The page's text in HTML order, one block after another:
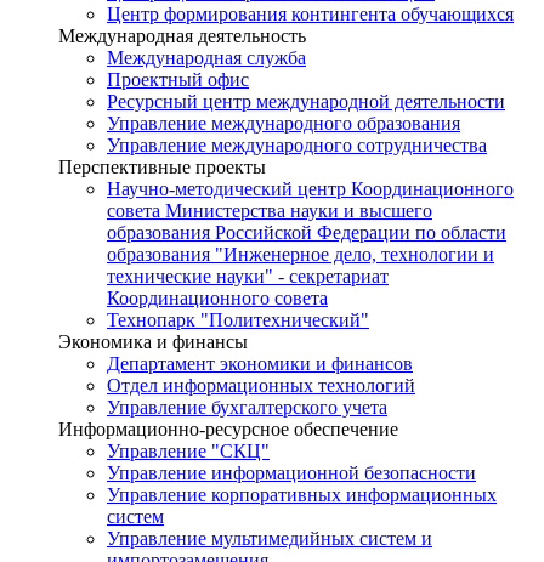
Центр формирования контингента обучающихся
Международная деятельность
Международная служба
Проектный офис
Ресурсный центр международной деятельности
Управление международного образования
Управление международного сотрудничества
Перспективные проекты
Научно-методический центр Координационного
совета Министерства науки и высшего
образования Российской Федерации по области
образования "Инженерное дело, технологии и
технические науки" - секретариат
Координационного совета
Технопарк "Политехнический"
Экономика и финансы
Департамент экономики и финансов
Отдел информационных технологий
Управление бухгалтерского учета
Информационно-ресурсное обеспечение
Управление "СКЦ"
Управление информационной безопасности
Управление корпоративных информационных
систем
Управление мультимедийных систем и